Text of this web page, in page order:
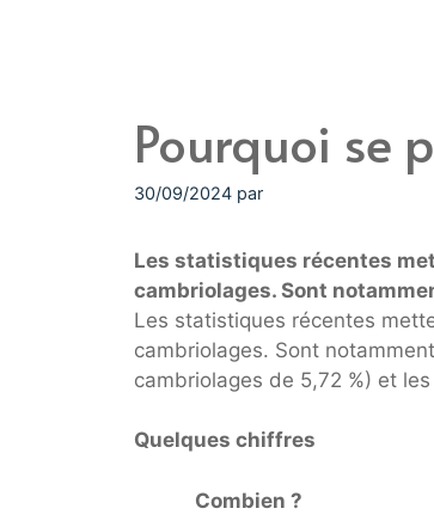
Pourquoi se
30/09/2024 par
Les statistiques récentes
cambriolages. Sont
Les statistiques récentes
cambriolages. Sont
cambriolages de 5,72 %) et
Quelques chiffres
Combien ?